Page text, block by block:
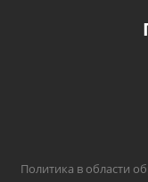
Политика в области